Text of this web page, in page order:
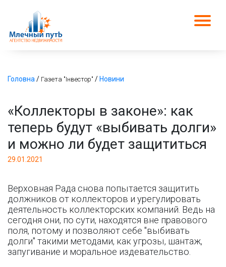
Головна / Газета "Інвестор" / Новини
«Коллекторы в законе»: как
теперь будут «выбивать долги»
и можно ли будет защититься
29.01.2021
Верховная Рада снова попытается защитить
должников от коллекторов и урегулировать
деятельность коллекторских компаний. Ведь на
сегодня они, по сути, находятся вне правового
поля, потому и позволяют себе "выбивать
долги" такими методами, как угрозы, шантаж,
запугивание и моральное издевательство.